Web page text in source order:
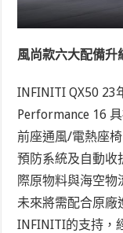
風尚款六大配備
INFINITI QX50 23
Performance 16
前座通風/電熱座
預防系統及自動收
際原物料與海空物
未來將需配合原廠
INFINITI的支持，